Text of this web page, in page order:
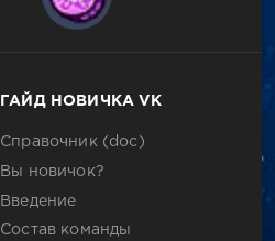
ГАЙД НОВИЧКА VK
Справочник (doc)
Вы новичок?
Введение
Состав команды